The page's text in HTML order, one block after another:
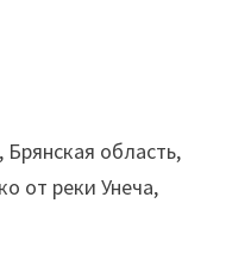
Брянская область,
от реки Унеча,